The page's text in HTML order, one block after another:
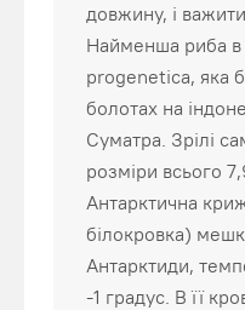
довжину, і
Найменша риба в
progenetica, яка
болотах на
Суматра. Зрілі
розміри всього
Антарктична
білокровка)
Антарктиди,
-1 градус. В її